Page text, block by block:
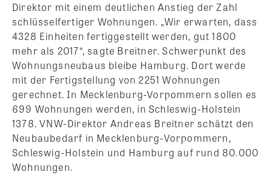
Direktor mit einem deutlichen Anstieg der Zahl
schlüsselfertiger Wohnungen. „Wir erwarten, dass
4328 Einheiten fertiggestellt werden, gut 1800
mehr als 2017“, sagte Breitner. Schwerpunkt des
Wohnungsneubaus bleibe Hamburg. Dort werde
mit der Fertigstellung von 2251 Wohnungen
gerechnet. In Mecklenburg-Vorpommern sollen es
699 Wohnungen werden, in Schleswig-Holstein
1378. VNW-Direktor Andreas Breitner schätzt den
Neubaubedarf in Mecklenburg-Vorpommern,
Schleswig-Holstein und Hamburg auf rund 80.000
Wohnungen.